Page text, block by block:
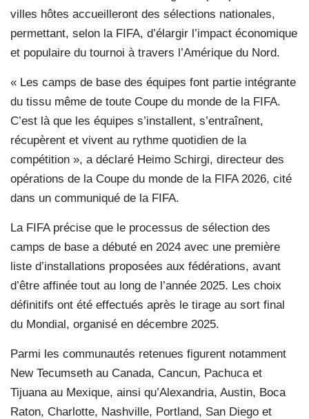
villes hôtes accueilleront des sélections nationales,
permettant, selon la FIFA, d’élargir l’impact économique
et populaire du tournoi à travers l’Amérique du Nord.
« Les camps de base des équipes font partie intégrante
du tissu même de toute Coupe du monde de la FIFA.
C’est là que les équipes s’installent, s’entraînent,
récupèrent et vivent au rythme quotidien de la
compétition », a déclaré Heimo Schirgi, directeur des
opérations de la Coupe du monde de la FIFA 2026, cité
dans un communiqué de la FIFA.
La FIFA précise que le processus de sélection des
camps de base a débuté en 2024 avec une première
liste d’installations proposées aux fédérations, avant
d’être affinée tout au long de l’année 2025. Les choix
définitifs ont été effectués après le tirage au sort final
du Mondial, organisé en décembre 2025.
Parmi les communautés retenues figurent notamment
New Tecumseth au Canada, Cancun, Pachuca et
Tijuana au Mexique, ainsi qu’Alexandria, Austin, Boca
Raton, Charlotte, Nashville, Portland, San Diego et